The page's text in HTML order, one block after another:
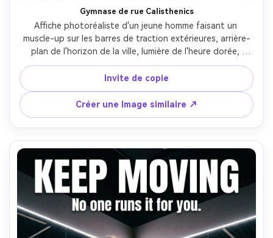
Gymnase de rue Calisthenics
Affiche photoréaliste d'un jeune homme faisant un
muscle-up sur les barres de traction extérieures, arrière-
plan de l'horizon de la ville, lumière de l'heure dorée,
poussière dans l'air, streetwear sportif, forte silhouette
en forme de V, titre: "Gagnez votre contrôle", sous-texte:
"La force est la compétence.", typographie moderne avec
un espacement propre, haut détail, clarté comme un
iPhone mais look de caméra pro, prise sur Sony A7R V,
50mm, composition verticale- -ar 4:5
Invite de copie
Créer une Image similaire ↗